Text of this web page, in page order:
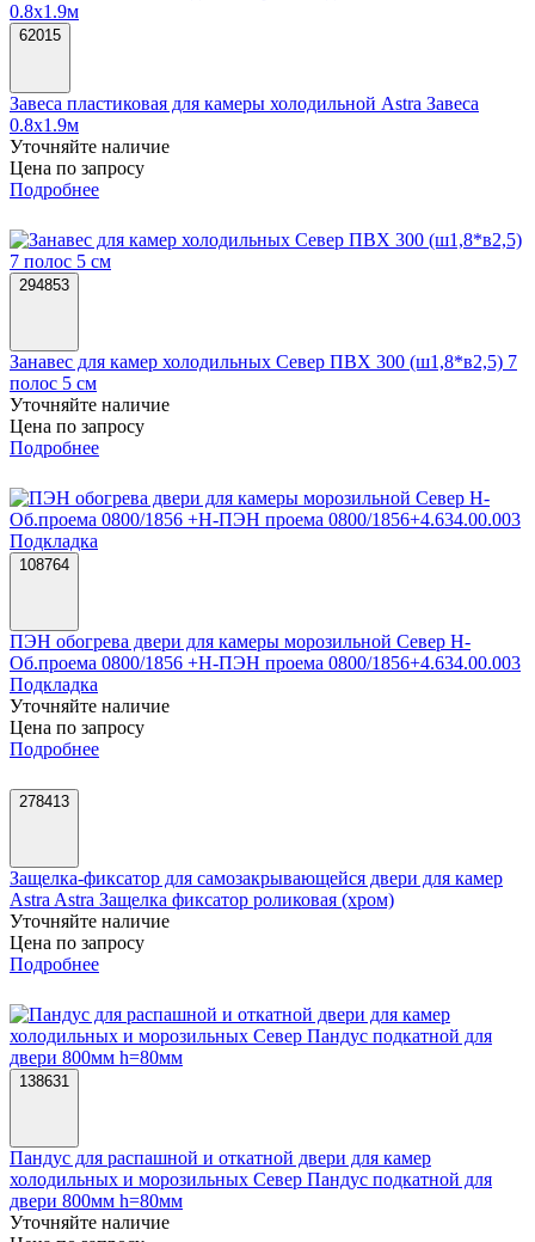
62015
Завеса пластиковая для камеры холодильной Astra Завеса
0.8х1.9м
Уточняйте наличие
Цена по запросу
Подробнее
294853
Занавес для камер холодильных Север ПВХ 300 (ш1,8*в2,5) 7
полос 5 см
Уточняйте наличие
Цена по запросу
Подробнее
108764
ПЭН обогрева двери для камеры морозильной Север Н-
Об.проема 0800/1856 +Н-ПЭН проема 0800/1856+4.634.00.003
Подкладка
Уточняйте наличие
Цена по запросу
Подробнее
278413
Защелка-фиксатор для самозакрывающейся двери для камер
Astra Astra Защелка фиксатор роликовая (хром)
Уточняйте наличие
Цена по запросу
Подробнее
138631
Пандус для распашной и откатной двери для камер
холодильных и морозильных Север Пандус подкатной для
двери 800мм h=80мм
Уточняйте наличие